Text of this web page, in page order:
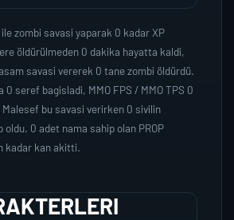
zombi savasi yaparak 0 kadar XP
öldürülmeden 0 dakika hayatta kaldi,
savasi vererek 0 tane zombi öldürdü.
0 seref bagisladi, MMO FPS / MMO TPS 0
bu savasi verirken 0 sivilin
oldu. 0 adet nama sahip olan PROP
kadar kan akitti.